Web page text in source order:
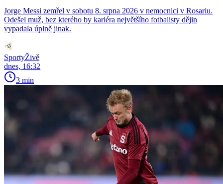
Jorge Messi zemřel v sobotu 8. srpna 2026 v nemocnici v Rosariu.
Odešel muž, bez kterého by kariéra největšího fotbalisty dějin
vypadala úplně jinak.
SportyŽivě
dnes, 16:32
3 min